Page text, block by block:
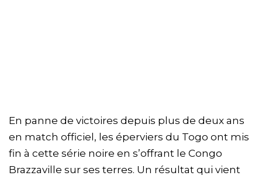
En panne de victoires depuis plus de deux ans
en match officiel, les éperviers du Togo ont mis
fin à cette série noire en s’offrant le Congo
Brazzaville sur ses terres. Un résultat qui vient